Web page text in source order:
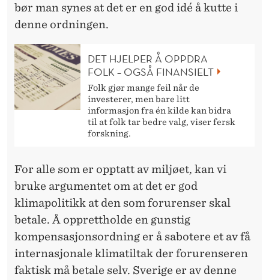
bør man synes at det er en god idé å kutte i
denne ordningen.
DET HJELPER Å OPPDRA
FOLK – OGSÅ FINANSIELT
Folk gjør mange feil når de
investerer, men bare litt
informasjon fra én kilde kan bidra
til at folk tar bedre valg, viser fersk
forskning.
For alle som er opptatt av miljøet, kan vi
bruke argumentet om at det er god
klimapolitikk at den som forurenser skal
betale. Å opprettholde en gunstig
kompensasjonsordning er å sabotere et av få
internasjonale klimatiltak der forurenseren
faktisk må betale selv. Sverige er av denne